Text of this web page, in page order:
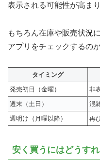
表示される可能性が高まり
もちろん在庫や販売状況
アプリをチェックするの
タイミング
発売初日（金曜）
非
週末（土日）
混
週明け（月曜以降）
再
安く買うにはどうす